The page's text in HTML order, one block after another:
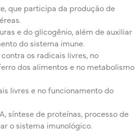
que participa da produção de
e do glicogênio, além de auxiliar
do sistema imune.
os radicais livres, no
dos alimentos e no metabolismo
livres e no funcionamento do
síntese de proteínas, processo de
o sistema imunológico.